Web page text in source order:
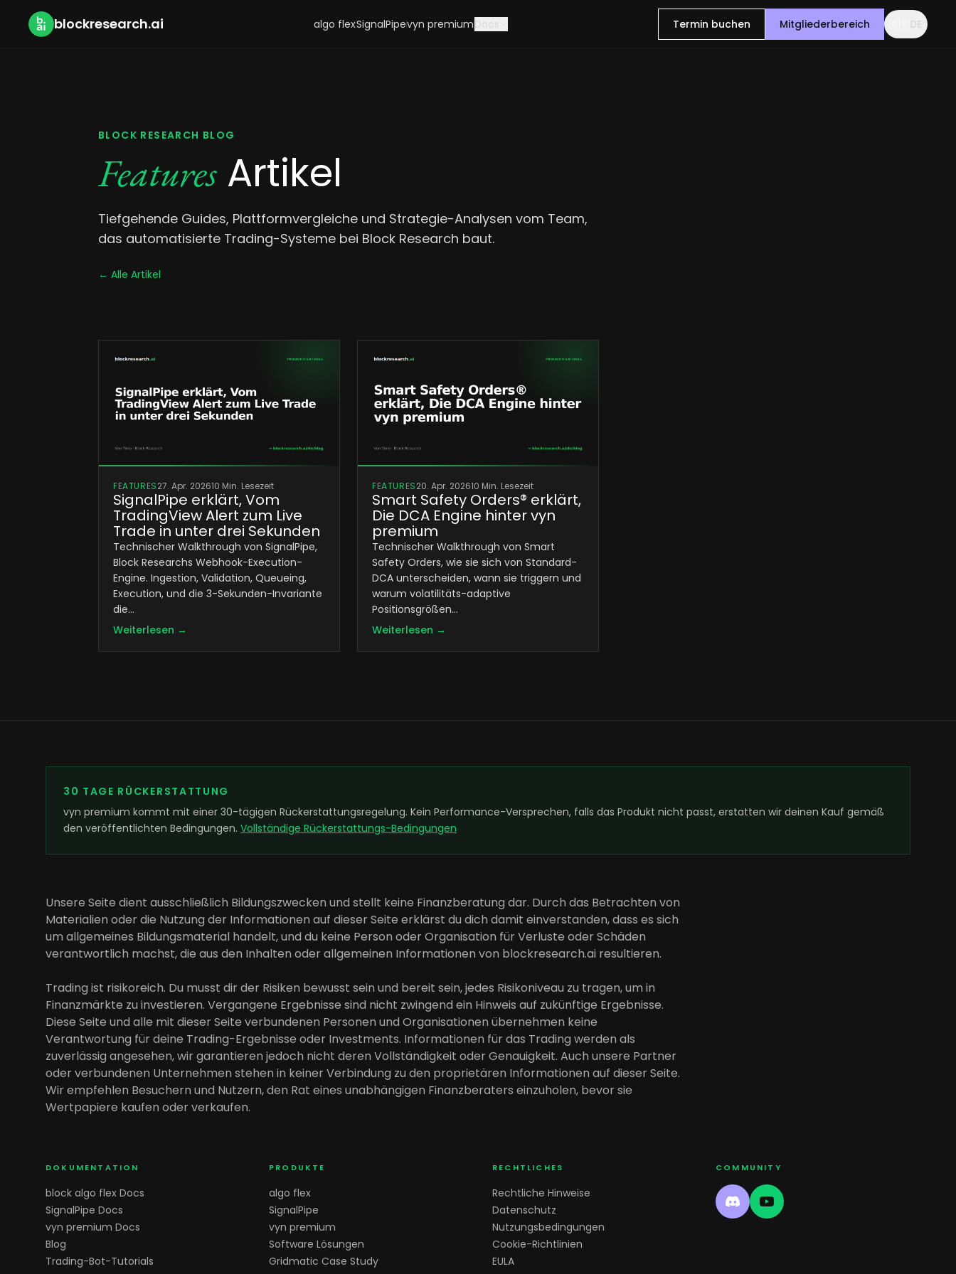
blockresearch.ai algo flexSignalPipevyn premium Termin buchen Mitgliederbereich
BLOCK RESEARCH BLOG
Features Artikel
Tiefgehende Guides, Plattformvergleiche und Strategie-Analysen vom Team,
das automatisierte Trading-Systeme bei Block Research baut.
← Alle Artikel
FEATURES27. Apr. 202610 Min. Lesezeit
SignalPipe erklärt, Vom
TradingView Alert zum Live
Trade in unter drei Sekunden
Technischer Walkthrough von SignalPipe,
Block Researchs Webhook-Execution-
Engine. Ingestion, Validation, Queueing,
Execution, und die 3-Sekunden-Invariante
die…
Weiterlesen →
FEATURES20. Apr. 202610 Min. Lesezeit
Smart Safety Orders® erklärt,
Die DCA Engine hinter vyn
premium
Technischer Walkthrough von Smart
Safety Orders, wie sie sich von Standard-
DCA unterscheiden, wann sie triggern und
warum volatilitäts-adaptive
Positionsgrößen…
Weiterlesen →
30 TAGE RÜCKERSTATTUNG
vyn premium kommt mit einer 30-tägigen Rückerstattungsregelung. Kein Performance-Versprechen, falls das Produkt nicht passt, erstatten wir deinen Kauf gemäß
den veröffentlichten Bedingungen. Vollständige Rückerstattungs-Bedingungen
Unsere Seite dient ausschließlich Bildungszwecken und stellt keine Finanzberatung dar. Durch das Betrachten von
Materialien oder die Nutzung der Informationen auf dieser Seite erklärst du dich damit einverstanden, dass es sich
um allgemeines Bildungsmaterial handelt, und du keine Person oder Organisation für Verluste oder Schäden
verantwortlich machst, die aus den Inhalten oder allgemeinen Informationen von blockresearch.ai resultieren.
Trading ist risikoreich. Du musst dir der Risiken bewusst sein und bereit sein, jedes Risikoniveau zu tragen, um in
Finanzmärkte zu investieren. Vergangene Ergebnisse sind nicht zwingend ein Hinweis auf zukünftige Ergebnisse.
Diese Seite und alle mit dieser Seite verbundenen Personen und Organisationen übernehmen keine
Verantwortung für deine Trading-Ergebnisse oder Investments. Informationen für das Trading werden als
zuverlässig angesehen, wir garantieren jedoch nicht deren Vollständigkeit oder Genauigkeit. Auch unsere Partner
oder verbundenen Unternehmen stehen in keiner Verbindung zu den proprietären Informationen auf dieser Seite.
Wir empfehlen Besuchern und Nutzern, den Rat eines unabhängigen Finanzberaters einzuholen, bevor sie
Wertpapiere kaufen oder verkaufen.
DOKUMENTATION
block algo flex Docs
SignalPipe Docs
vyn premium Docs
Blog
Trading-Bot-Tutorials
PRODUKTE
algo flex
SignalPipe
vyn premium
Software Lösungen
Gridmatic Case Study
RECHTLICHES
Rechtliche Hinweise
Datenschutz
Nutzungsbedingungen
Cookie-Richtlinien
EULA
COMMUNITY